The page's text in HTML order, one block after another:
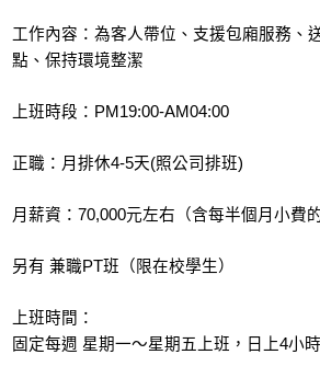
工作內容：為客人帶位、支援包廂服務、
點、保持環境整潔
上班時段：PM19:00-AM04:00
正職：月排休4-5天(照公司排班)
月薪資：70,000元左右（含每半個月小費
另有 兼職PT班（限在校學生）
上班時間：
固定每週 星期一～星期五上班，日上4小